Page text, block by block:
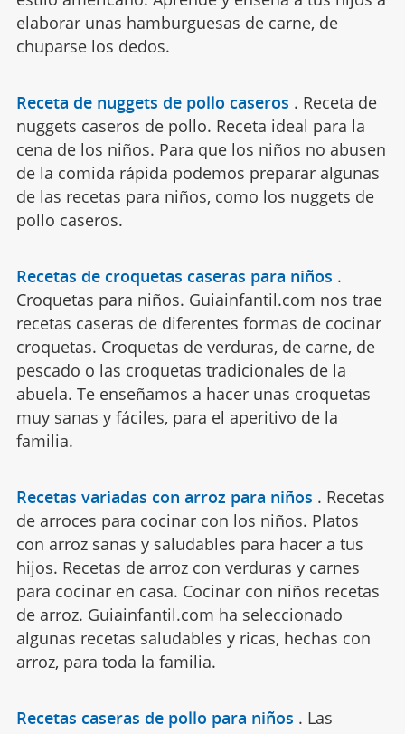
elaborar unas hamburguesas de carne, de
chuparse los dedos.
Receta de nuggets de pollo caseros . Receta de
nuggets caseros de pollo. Receta ideal para la
cena de los niños. Para que los niños no abusen
de la comida rápida podemos preparar algunas
de las recetas para niños, como los nuggets de
pollo caseros.
Recetas de croquetas caseras para niños .
Croquetas para niños. Guiainfantil.com nos trae
recetas caseras de diferentes formas de cocinar
croquetas. Croquetas de verduras, de carne, de
pescado o las croquetas tradicionales de la
abuela. Te enseñamos a hacer unas croquetas
muy sanas y fáciles, para el aperitivo de la
familia.
Recetas variadas con arroz para niños . Recetas
de arroces para cocinar con los niños. Platos
con arroz sanas y saludables para hacer a tus
hijos. Recetas de arroz con verduras y carnes
para cocinar en casa. Cocinar con niños recetas
de arroz. Guiainfantil.com ha seleccionado
algunas recetas saludables y ricas, hechas con
arroz, para toda la familia.
Recetas caseras de pollo para niños . Las